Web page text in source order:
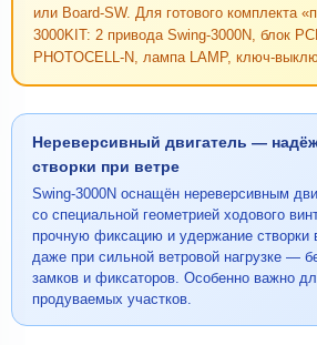
или Board-SW. Для готового комплекта
3000KIT: 2 привода Swing-3000N, блок
PHOTOCELL-N, лампа LAMP, ключ-
Нереверсивный двигатель —
створки при ветре
Swing-3000N оснащён нереверсивным
со специальной геометрией ходового
прочную фиксацию и удержание створки
даже при сильной ветровой нагрузке —
замков и фиксаторов. Особенно важно
продуваемых участков.